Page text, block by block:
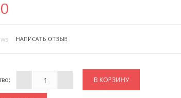
НАПИСАТЬ ОТЗЫВ